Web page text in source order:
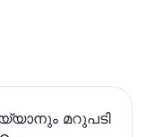
മറുപടി